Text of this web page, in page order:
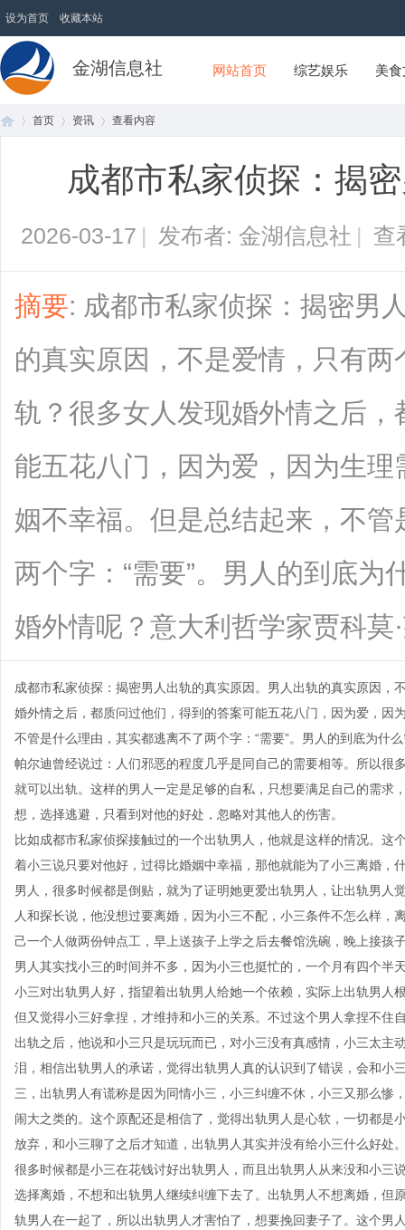
设为首页 收藏本站
金湖信息社 网站首页 综艺娱乐 美
首页 资讯
›
查看内容
成都市私家侦探：揭
2026-03-17 | 发布者: 金湖信息社 | 查
摘要: 成都市私家侦探：揭密男
的真实原因，不是爱情，只有两
轨？很多女人发现婚外情之后
能五花八门，因为爱，因为生
姻不幸福。但是总结起来，不
两个字：“需要”。男人的到底为
婚外情呢？意大利哲学家贾科莫
成都市私家侦探 ：揭密男人出轨的真实原因。男人出轨的真实原因，
婚外情之后，都质问过他们，得到的答案可能五花八门，因为爱，因
不管是什么理由，其实都逃离不了两个字：“需要”。男人的到底为什
帕尔迪曾经说过：人们邪恶的程度几乎是同自己的需要相等。所以很
就可以出轨。这样的男人一定是足够的自私，只想要满足自己的需求
想，选择逃避，只看到对他的好处，忽略对其他人的伤害。
比如成都市私家侦探接触过的一个出轨男人，他就是这样的情况。
着小三说只要对他好，过得比婚姻中幸福，那他就能为了小三离婚，
男人，很多时候都是倒贴，就为了证明她更爱出轨男人，让出轨男
人和探长说，他没想过要离婚，因为小三不配，小三条件不怎么样
己一个人做两份钟点工，早上送孩子上学之后去餐馆洗碗，晚上接孩
男人其实找小三的时间并不多，因为小三也挺忙的，一个月有四个半
小三对出轨男人好，指望着出轨男人给她一个依赖，实际上出轨男人
但又觉得小三好拿捏，才维持和小三的关系。不过这个男人拿捏不住
出轨之后，他说和小三只是玩玩而已，对小三没有真感情，小三太
泪，相信出轨男人的承诺，觉得出轨男人真的认识到了错误，会和小
三，出轨男人有谎称是因为同情小三，小三纠缠不休，小三又那么
闹大之类的。这个原配还是相信了，觉得出轨男人是心软，一切都
放弃，和小三聊了之后才知道，出轨男人其实并没有给小三什么好处
很多时候都是小三在花钱讨好出轨男人，而且出轨男人从来没和小三
选择离婚，不想和出轨男人继续纠缠下去了。出轨男人不想离婚，但
轨男人在一起了，所以出轨男人才害怕了，想要挽回妻子了。这个男